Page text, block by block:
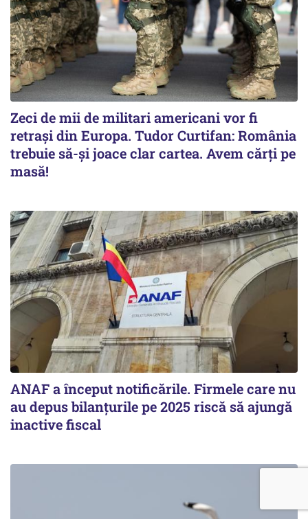
Zeci de mii de militari americani vor fi
retrași din Europa. Tudor Curtifan: România
trebuie să-și joace clar cartea. Avem cărți pe
masă!
ANAF a început notificările. Firmele care nu
au depus bilanțurile pe 2025 riscă să ajungă
inactive fiscal